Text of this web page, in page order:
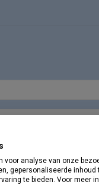
voor analyse van onze
gepersonaliseerde inhoud
te bieden. Voor meer